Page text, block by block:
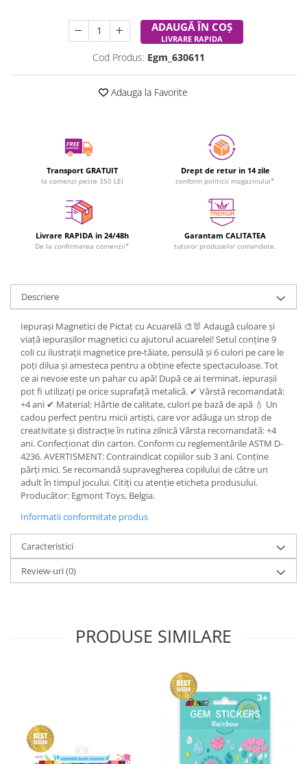
ADAUGĂ ÎN COȘ
LIVRARE RAPIDA
Cod Produs: Egm_630611
Adauga la Favorite
Transport GRATUIT
la comenzi peste 350 LEI
Drept de retur in 14 zile
conform politicii magazinului*
Livrare RAPIDA in 24/48h
De la confirmarea comenzii*
Garantam CALITATEA
tuturor produselor comandate.
Descriere
Iepurași Magnetici de Pictat cu Acuarelă 🎨🐰 Adaugă culoare și
viață iepurașilor magnetici cu ajutorul acuarelei! Setul conține 9
coli cu ilustrații magnetice pre-tăiate, pensulă și 6 culori pe care le
poți dilua și amesteca pentru a obține efecte spectaculoase. Tot
ce ai nevoie este un pahar cu apă! După ce ai terminat, iepurașii
pot fi utilizați pe orice suprafață metalică. ✔ Vârstă recomandată:
+4 ani ✔ Material: Hârtie de calitate, culori pe bază de apă 💧 Un
cadou perfect pentru micii artiști, care vor adăuga un strop de
creativitate și distracție în rutina zilnică Vârsta recomandată: +4
ani. Confecționat din carton. Conform cu reglementările ASTM D-
4236. AVERTISMENT: Contraindicat copiilor sub 3 ani. Conține
părți mici. Se recomandă supravegherea copilului de către un
adult în timpul jocului. Citiți cu atenție eticheta produsului.
Producător: Egmont Toys, Belgia.
Informatii conformitate produs
Caracteristici
Review-uri(0)
PRODUSE SIMILARE